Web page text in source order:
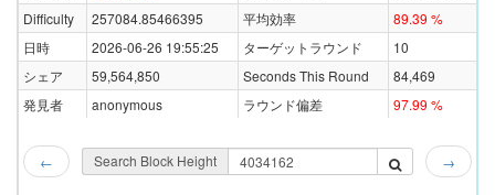
Difficulty
257084.85466395 平均効率
89.39 %
日時
2026-06-26 19:55:25 ターゲットラウンド
10
シェア
59,564,850 Seconds This Round
84,469
発見者
anonymous ラウンド偏差 97.99 %
← Search Block Height →